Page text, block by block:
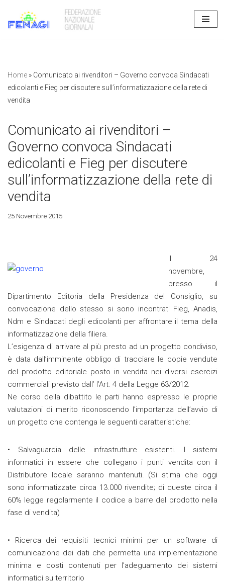
Vai
Home » Comunicato ai rivenditori – Governo convoca Sindacati
edicolanti e Fieg per discutere sull’informatizzazione della rete di
vendita
Comunicato ai rivenditori –
Governo convoca Sindacati
edicolanti e Fieg per discutere
sull’informatizzazione della rete di
vendita
25 Novembre 2015
Il 24
novembre,
presso il
Dipartimento Editoria della Presidenza del Consiglio, su
convocazione dello stesso si sono incontrati Fieg, Anadis,
Ndm e Sindacati degli edicolanti per affrontare il tema della
informatizzazione della filiera.
L’esigenza di arrivare al più presto ad un progetto condiviso,
è data dall’imminente obbligo di tracciare le copie vendute
del prodotto editoriale posto in vendita nei diversi esercizi
commerciali previsto dall’ l’Art. 4 della Legge 63/2012.
Ne corso della dibattito le parti hanno espresso le proprie
valutazioni di merito riconoscendo l’importanza dell’avvio di
un progetto che contenga le seguenti caratteristiche:
• Salvaguardia delle infrastrutture esistenti. I sistemi
informatici in essere che collegano i punti vendita con il
Distributore locale saranno mantenuti. (Si stima che oggi
sono informatizzate circa 13.000 rivendite; di queste circa il
60% legge regolarmente il codice a barre del prodotto nella
fase di vendita)
• Ricerca dei requisiti tecnici minimi per un software di
comunicazione dei dati che permetta una implementazione
minima e costi contenuti per l’adeguamento dei sistemi
informatici su territorio